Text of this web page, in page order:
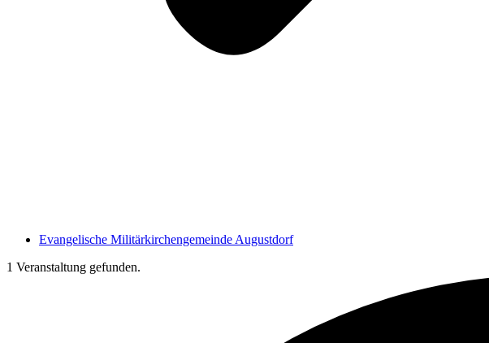
Evangelische Militärkirchengemeinde Augustdorf
1 Veranstaltung gefunden.